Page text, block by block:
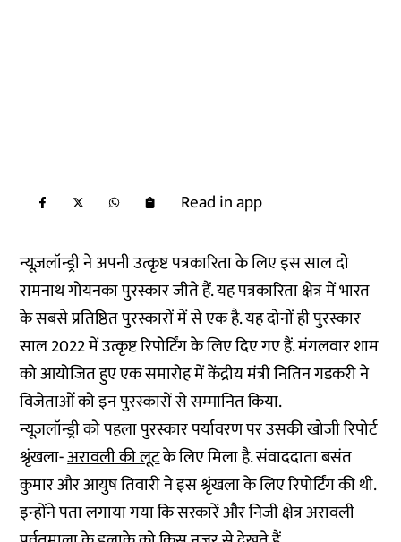
Read in app
न्यूज़लॉन्ड्री ने अपनी उत्कृष्ट पत्रकारिता के लिए इस साल दो
रामनाथ गोयनका पुरस्कार जीते हैं. यह पत्रकारिता क्षेत्र में भारत
के सबसे प्रतिष्ठित पुरस्कारों में से एक है. यह दोनों ही पुरस्कार
साल 2022 में उत्कृष्ट रिपोर्टिंग के लिए दिए गए हैं. मंगलवार शाम
को आयोजित हुए एक समारोह में केंद्रीय मंत्री नितिन गडकरी ने
विजेताओं को इन पुरस्कारों सेसम्मानित किया.
न्यूज़लॉन्ड्री को पहला पुरस्कार पर्यावरण पर उसकी खोजी रिपोर्ट
श्रृंखला-अरावली की लूटके लिए मिला है. संवाददाता बसंत
कुमार और आयुष तिवारी ने इस श्रृंखला के लिए रिपोर्टिंग की थी.
इन्होंने पता लगाया गया कि सरकारें और निजी क्षेत्र अरावली